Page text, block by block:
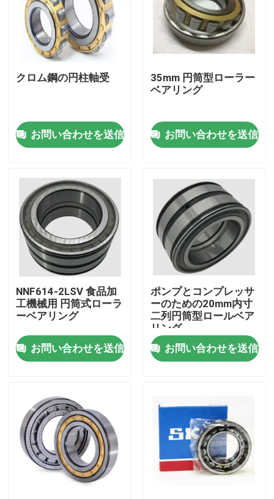
家へ
製品
わたしたち に つい て
工場 ツアー
品質管理
ニュース
見積もりをリクエストしてください
円柱軸受
クロム鋼の円柱軸受
お問い合わせを送信
35mm 円筒型ローラー
ベアリング
お問い合わせを送信
NNF614-2LSV 食品加
工機械用 円筒式ローラ
ーベアリング
お問い合わせを送信
ポンプとコンプレッサ
ーのための20mm内寸
二列円筒型ロールベア
リング
お問い合わせを送信